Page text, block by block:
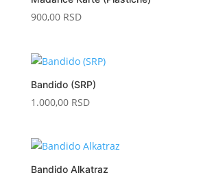
900,00 RSD
Bandido (SRP)
1.000,00 RSD
Bandido Alkatraz